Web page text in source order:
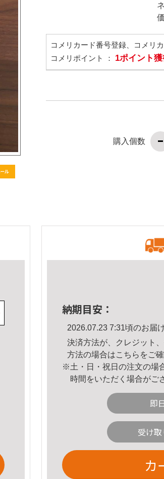
コメリカード番号登録、コメリ
コメリポイント ： 1ポイント
購入個数
納期目安：
2026.07.23 7:31頃のお届
決済方法が、クレジット
方法の場合はこちら をご
※土・日・祝日の注文の場
時間をいただく場合がご
即
受け
カ